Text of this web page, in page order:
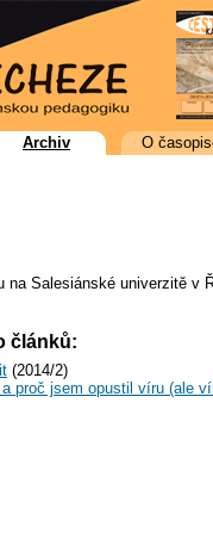
Archiv O
na Salesiánské univerzitě v
článků:
(2014/2)
proč jsem opustil víru (ale